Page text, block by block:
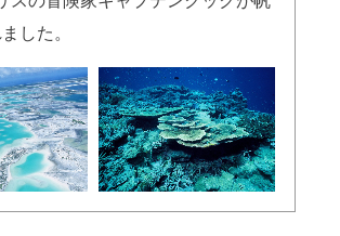
した。